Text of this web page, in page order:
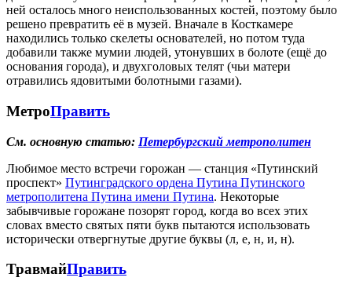
ней осталось много неиспользованных костей, поэтому было
решено превратить её в музей. Вначале в Косткамере
находились только скелеты основателей, но потом туда
добавили также мумии людей, утонувших в болоте (ещё до
основания города), и двухголовых телят (чьи матери
отравились ядовитыми болотными газами).
МетроПравить
См. основную статью: Петербургский метрополитен
Любимое место встречи горожан — станция «Путинский
проспект» Путинградского ордена Путина Путинского
метрополитена Путина имени Путина. Некоторые
забывчивые горожане позорят город, когда во всех этих
словах вместо святых пяти букв пытаются использовать
исторически отвергнутые другие буквы (л, е, н, и, н).
ТравмайПравить